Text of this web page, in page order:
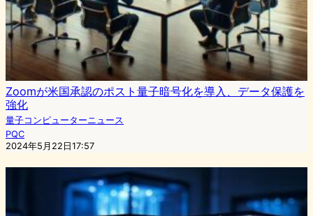
Zoomが米国承認のポスト量子暗号化を導入、データ保護を
強化
量子コンピューターニュース
PQC
2024年5月22日17:57